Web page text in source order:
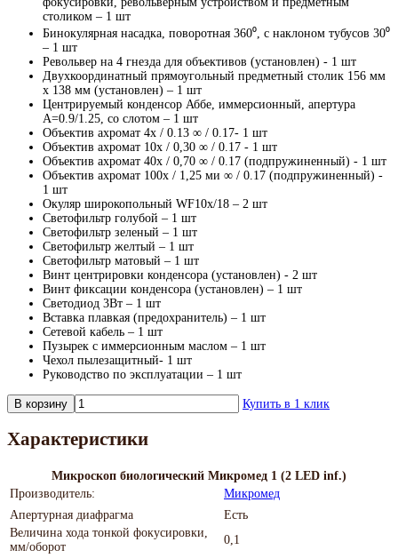
столиком – 1 шт
Бинокулярная насадка, поворотная 360⁰, с наклоном тубусов 30⁰
– 1 шт
Револьвер на 4 гнезда для объективов (установлен) - 1 шт
Двухкоординатный прямоугольный предметный столик 156 мм
х 138 мм (установлен) – 1 шт
Центрируемый конденсор Аббе, иммерсионный, апертура
А=0.9/1.25, со слотом – 1 шт
Объектив ахромат 4х / 0.13 ∞ / 0.17- 1 шт
Объектив ахромат 10х / 0,30 ∞ / 0.17 - 1 шт
Объектив ахромат 40х / 0,70 ∞ / 0.17 (подпружиненный) - 1 шт
Объектив ахромат 100х / 1,25 ми ∞ / 0.17 (подпружиненный) -
1 шт
Окуляр широкопольный WF10х/18 – 2 шт
Светофильтр голубой – 1 шт
Светофильтр зеленый – 1 шт
Светофильтр желтый – 1 шт
Светофильтр матовый – 1 шт
Винт центрировки конденсора (установлен) - 2 шт
Винт фиксации конденсора (установлен) – 1 шт
Светодиод 3Вт – 1 шт
Вставка плавкая (предохранитель) – 1 шт
Сетевой кабель – 1 шт
Пузырек с иммерсионным маслом – 1 шт
Чехол пылезащитный- 1 шт
Руководство по эксплуатации – 1 шт
В корзину Купить в 1 клик
Характеристики
Микроскоп биологический Микромед 1 (2 LED inf.)
Производитель:
Микромед
Апертурная диафрагма
Есть
Величина хода тонкой фокусировки,
мм/оборот
0,1